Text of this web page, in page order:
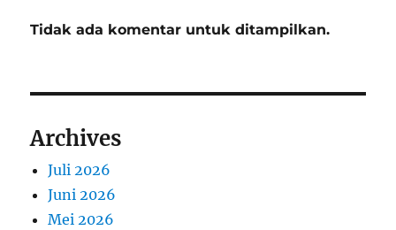
Tidak ada komentar untuk ditampilkan.
Archives
Juli 2026
Juni 2026
Mei 2026